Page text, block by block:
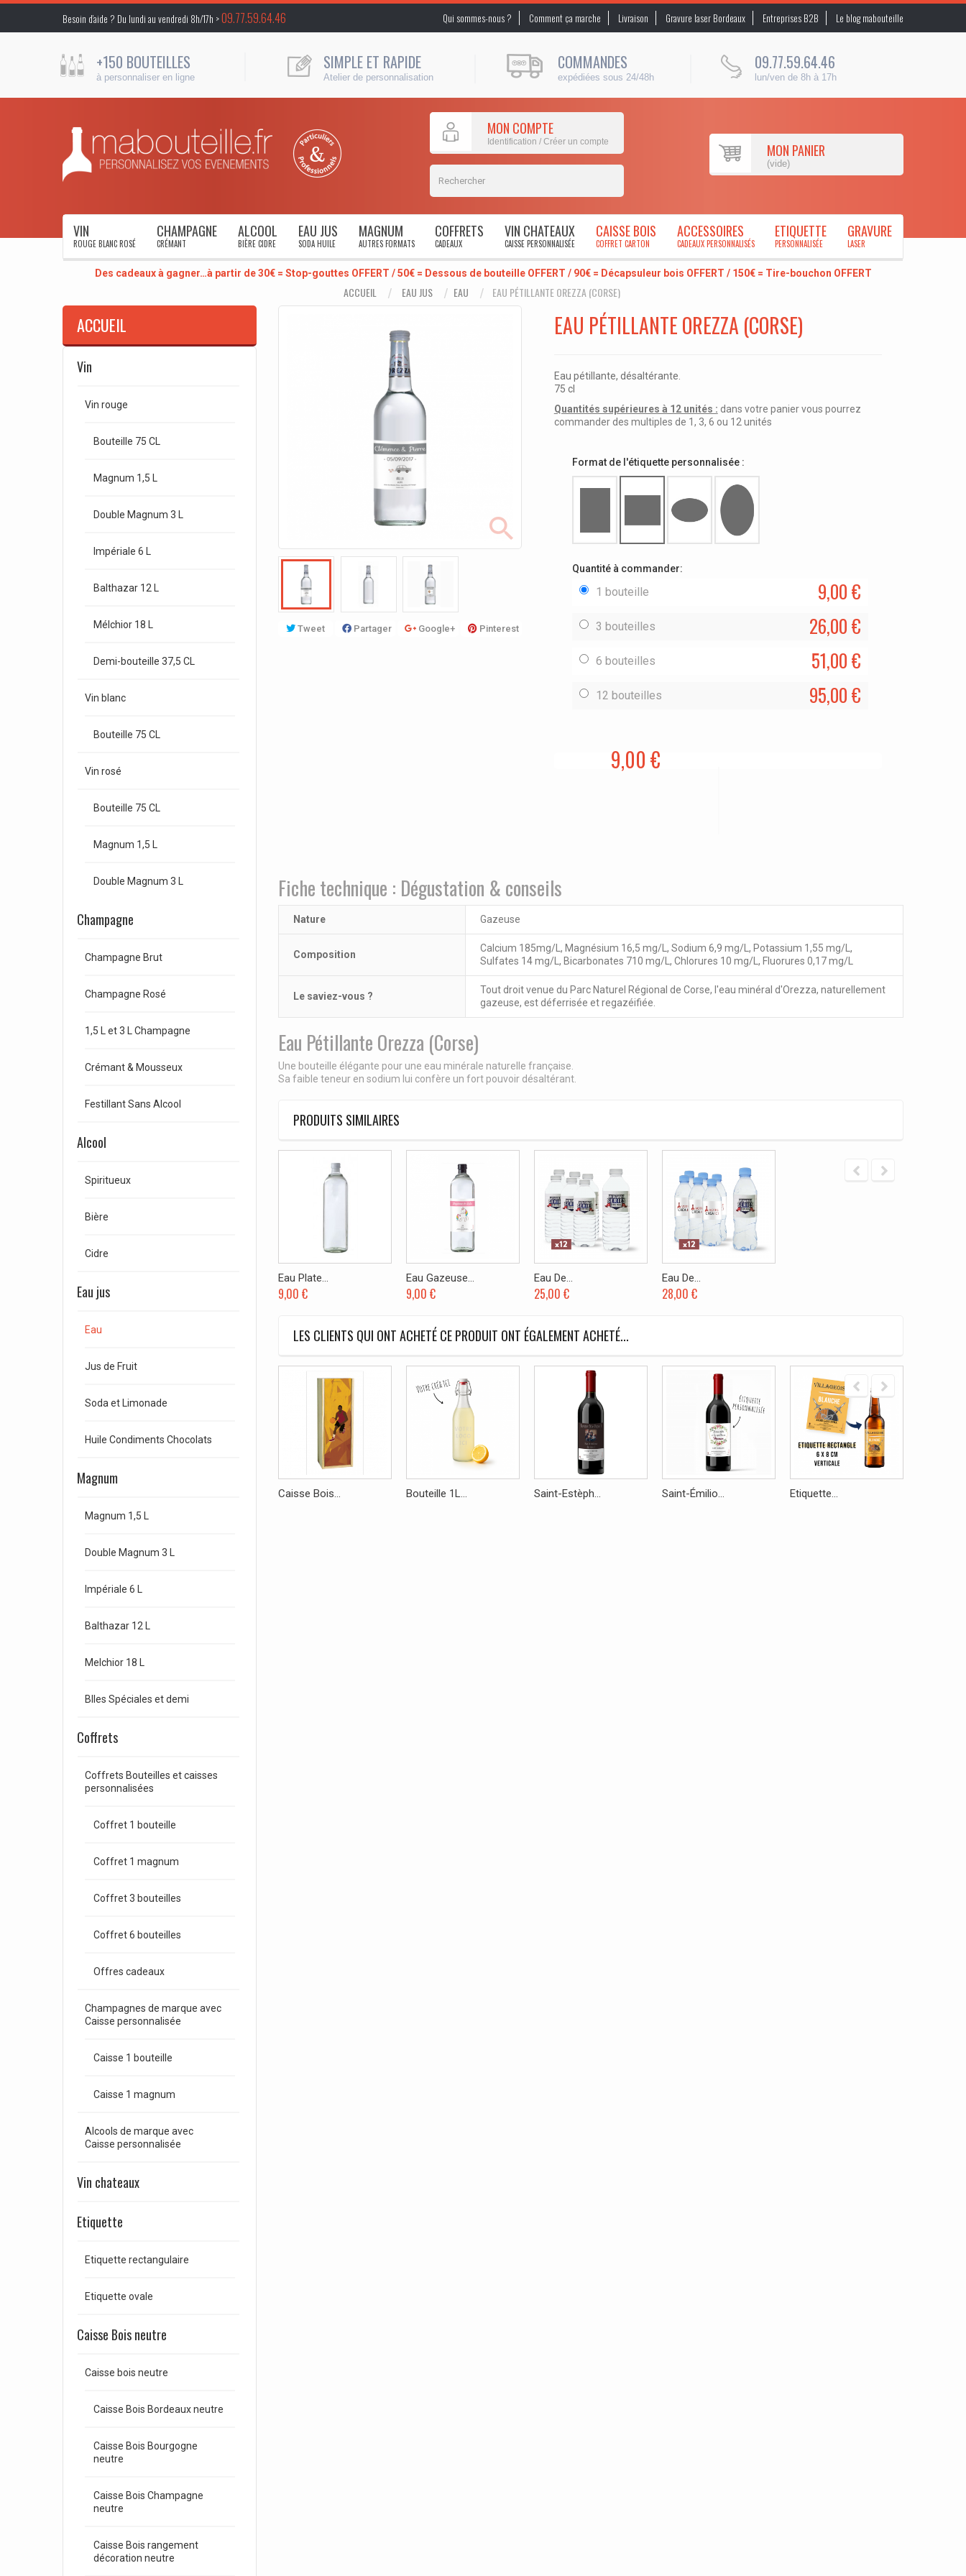
Besoin d’aide ? Du lundi au vendredi 8h/17h >09.77.59.64.46 Qui sommes-nous ? Comment ça marche Livraison Gravure laser Bordeaux Entreprises B2B Le blog mabouteille
+150 BOUTEILLES
à personnaliser en ligne
SIMPLE ET RAPIDE
Atelier de personnalisation
COMMANDES
expédiées sous 24/48h
09.77.59.64.46
lun/ven de 8h à 17h
MON COMPTE
Identification / Créer un compte MON PANIER
(vide)
VIN
ROUGE BLANC ROSÉ
CHAMPAGNE
CRÉMANT
ALCOOL
BIÈRE CIDRE
EAU JUS
SODA HUILE
MAGNUM
AUTRES FORMATS
COFFRETS
CADEAUX
VIN CHATEAUX
CAISSE PERSONNALISÉE
CAISSE BOIS
COFFRET CARTON
ACCESSOIRES
CADEAUX PERSONNALISÉS
ETIQUETTE
PERSONNALISÉE
GRAVURE
LASER
Des cadeaux à gagner…à partir de 30€ = Stop-gouttes OFFERT / 50€ = Dessous de bouteille OFFERT / 90€ = Décapsuleur bois OFFERT / 150€ = Tire-bouchon OFFERT
ACCUEIL EAU JUS EAU EAU PÉTILLANTE OREZZA (CORSE)
ACCUEIL
Vin
Vin rouge
Bouteille 75 CL
Magnum 1,5 L
Double Magnum 3 L
Impériale 6 L
Balthazar 12 L
Mélchior 18 L
Demi-bouteille 37,5 CL
Vin blanc
Bouteille 75 CL
Vin rosé
Bouteille 75 CL
Magnum 1,5 L
Double Magnum 3 L
Champagne
Champagne Brut
Champagne Rosé
1,5 L et 3 L Champagne
Crémant & Mousseux
Festillant Sans Alcool
Alcool
Spiritueux
Bière
Cidre
Eau jus
Eau
Jus de Fruit
Soda et Limonade
Huile Condiments Chocolats
Magnum
Magnum 1,5 L
Double Magnum 3 L
Impériale 6 L
Balthazar 12 L
Melchior 18 L
Blles Spéciales et demi
Coffrets
Coffrets Bouteilles et caisses
personnalisées
Coffret 1 bouteille
Coffret 1 magnum
Coffret 3 bouteilles
Coffret 6 bouteilles
Offres cadeaux
Champagnes de marque avec
Caisse personnalisée
Caisse 1 bouteille
Caisse 1 magnum
Alcools de marque avec
Caisse personnalisée
Vin chateaux
Etiquette
Etiquette rectangulaire
Etiquette ovale
Caisse Bois neutre
Caisse bois neutre
Caisse Bois Bordeaux neutre
Caisse Bois Bourgogne
neutre
Caisse Bois Champagne
neutre
Caisse Bois rangement
décoration neutre
Tweet Partager Google+ Pinterest
EAU PÉTILLANTE OREZZA (CORSE)
Eau pétillante, désaltérante.
75 cl
Quantités supérieures à 12 unités : dans votre panier vous pourrez
commander des multiples de 1, 3, 6 ou 12 unités
Format de l'étiquette personnalisée :
Quantité à commander:
1 bouteille 9,00 €
3 bouteilles 26,00 €
6 bouteilles 51,00 €
12 bouteilles 95,00 €
9,00 €
Fiche technique : Dégustation & conseils
Nature Gazeuse
Composition
Calcium 185mg/L, Magnésium 16,5 mg/L, Sodium 6,9 mg/L, Potassium 1,55 mg/L,
Sulfates 14 mg/L, Bicarbonates 710 mg/L, Chlorures 10 mg/L, Fluorures 0,17 mg/L
Le saviez-vous ?
Tout droit venue du Parc Naturel Régional de Corse, l'eau minéral d'Orezza, naturellement
gazeuse, est déferrisée et regazéifiée.
Eau Pétillante Orezza (Corse)
Une bouteille élégante pour une eau minérale naturelle française.
Sa faible teneur en sodium lui confère un fort pouvoir désaltérant.
PRODUITS SIMILAIRES
Eau Plate...
9,00 €
Eau Gazeuse...
9,00 €
Eau De...
25,00 €
Eau De...
28,00 €
LES CLIENTS QUI ONT ACHETÉ CE PRODUIT ONT ÉGALEMENT ACHETÉ...
Caisse Bois... Bouteille 1L... Saint-Estèph... Saint-Émilio... Etiquette...